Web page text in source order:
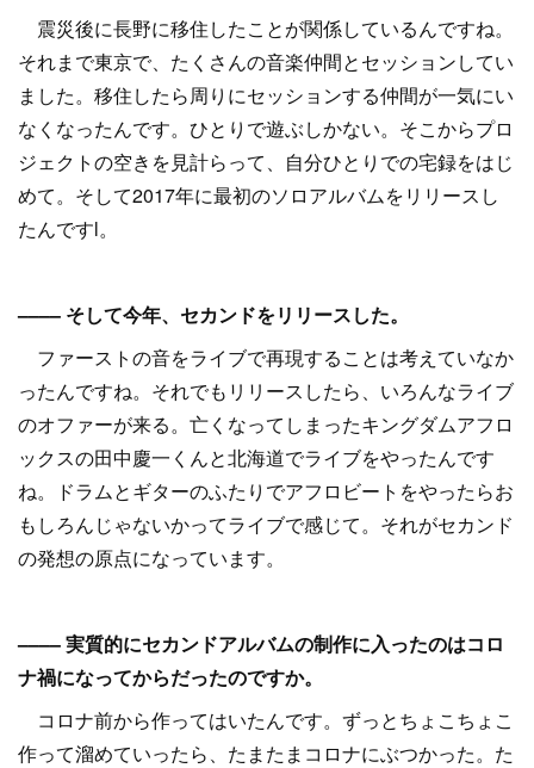
震災後に長野に移住したことが関係しているんですね。
それまで東京で、たくさんの音楽仲間とセッションしてい
ました。移住したら周りにセッションする仲間が一気にい
なくなったんです。ひとりで遊ぶしかない。そこからプロ
ジェクトの空きを見計らって、自分ひとりでの宅録をはじ
めて。そして2017年に最初のソロアルバムをリリースし
たんですl。
–––– そして今年、セカンドをリリースした。
ファーストの音をライブで再現することは考えていなか
ったんですね。それでもリリースしたら、いろんなライブ
のオファーが来る。亡くなってしまったキングダムアフロ
ックスの田中慶一くんと北海道でライブをやったんです
ね。ドラムとギターのふたりでアフロビートをやったらお
もしろんじゃないかってライブで感じて。それがセカンド
の発想の原点になっています。
–––– 実質的にセカンドアルバムの制作に入ったのはコロ
ナ禍になってからだったのですか。
コロナ前から作ってはいたんです。ずっとちょこちょこ
作って溜めていったら、たまたまコロナにぶつかった。た